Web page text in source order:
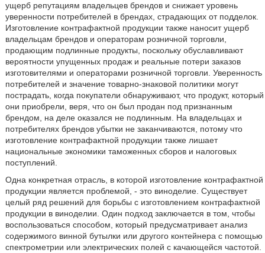
ущерб репутациям владельцев брендов и снижает уровень
уверенности потребителей в брендах, страдающих от подделок.
Изготовление контрафактной продукции также наносит ущерб
владельцам брендов и операторам розничной торговли,
продающим подлинные продукты, поскольку обуславливают
вероятности упущенных продаж и реальные потери заказов
изготовителями и операторами розничной торговли. Уверенность
потребителей и значение товарно-знаковой политики могут
пострадать, когда покупатели обнаруживают, что продукт, который
они приобрели, веря, что он был продан под признанным
брендом, на деле оказался не подлинным. На владельцах и
потребителях брендов убытки не заканчиваются, потому что
изготовление контрафактной продукции также лишает
национальные экономики таможенных сборов и налоговых
поступлений.
Одна конкретная отрасль, в которой изготовление контрафактной
продукции является проблемой, - это виноделие. Существует
целый ряд решений для борьбы с изготовлением контрафактной
продукции в виноделии. Один подход заключается в том, чтобы
воспользоваться способом, который предусматривает анализ
содержимого винной бутылки или другого контейнера с помощью
спектрометрии или электрических полей с качающейся частотой.